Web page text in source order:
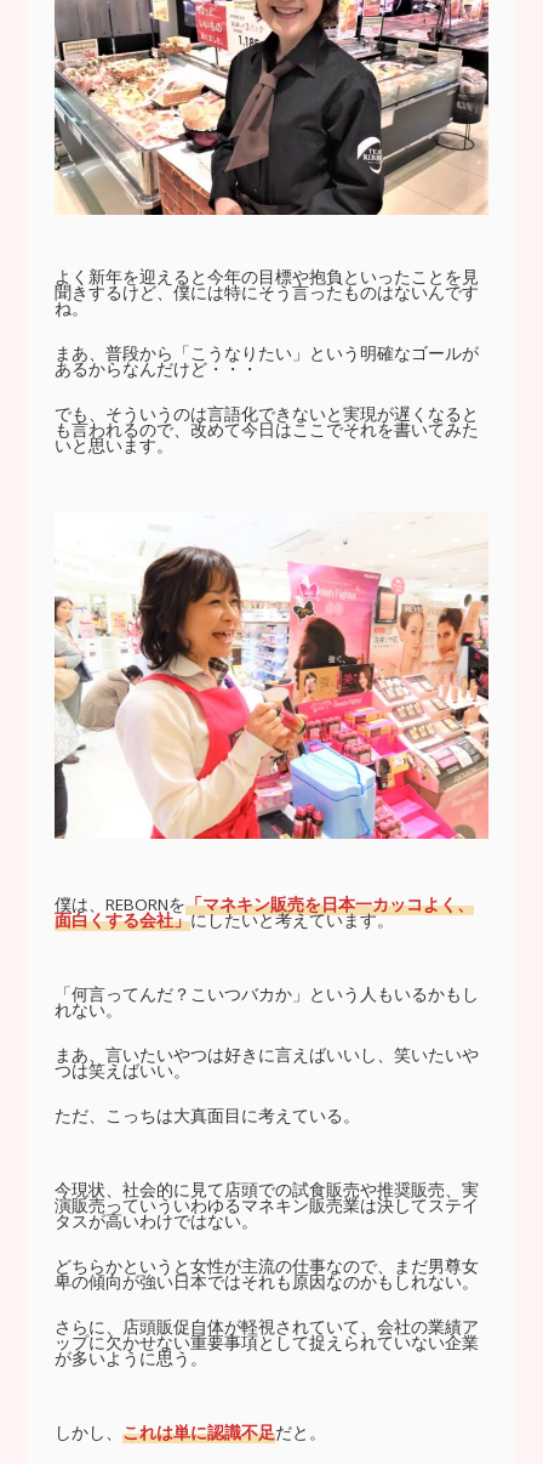
よく新年を迎えると今年の目標や抱負といったことを見
聞きするけど、僕には特にそう言ったものはないんです
ね。
まあ、普段から「こうなりたい」という明確なゴールが
あるからなんだけど・・・
でも、そういうのは言語化できないと実現が遅くなると
も言われるので、改めて今日はここでそれを書いてみた
いと思います。
僕は、REBORNを「マネキン販売を日本一カッコよく、
面白くする会社」にしたいと考えています。
「何言ってんだ？こいつバカか」という人もいるかもし
れない。
まあ、言いたいやつは好きに言えばいいし、笑いたいや
つは笑えばいい。
ただ、こっちは大真面目に考えている。
今現状、社会的に見て店頭での試食販売や推奨販売、実
演販売っていういわゆるマネキン販売業は決してステイ
タスが高いわけではない。
どちらかというと女性が主流の仕事なので、まだ男尊女
卑の傾向が強い日本ではそれも原因なのかもしれない。
さらに、店頭販促自体が軽視されていて、会社の業績ア
ップに欠かせない重要事項として捉えられていない企業
が多いように思う。
しかし、 これは単に認識不足だと。